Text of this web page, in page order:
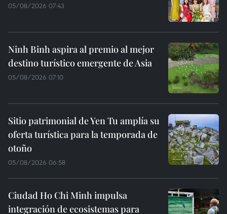
05/08/2026 07:43
Ninh Binh aspira al premio al mejor
destino turístico emergente de Asia
05/08/2026 07:10
Sitio patrimonial de Yen Tu amplía su
oferta turística para la temporada de
otoño
05/08/2026 06:58
Ciudad Ho Chi Minh impulsa
integración de ecosistemas para